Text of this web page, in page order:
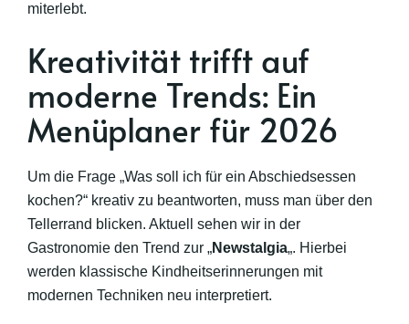
miterlebt.
Kreativität trifft auf
moderne Trends: Ein
Menüplaner für 2026
Um die Frage „Was soll ich für ein Abschiedsessen
kochen?“ kreativ zu beantworten, muss man über den
Tellerrand blicken. Aktuell sehen wir in der
Gastronomie den Trend zur „Newstalgia„. Hierbei
werden klassische Kindheitserinnerungen mit
modernen Techniken neu interpretiert.